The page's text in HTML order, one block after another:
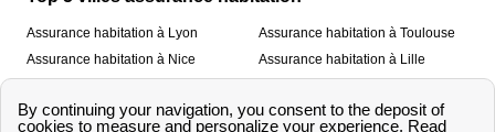
Assurance habitation à Lyon
Assurance habitation à Nice
Assurance habitation à Toulouse
Assurance habitation à Lille